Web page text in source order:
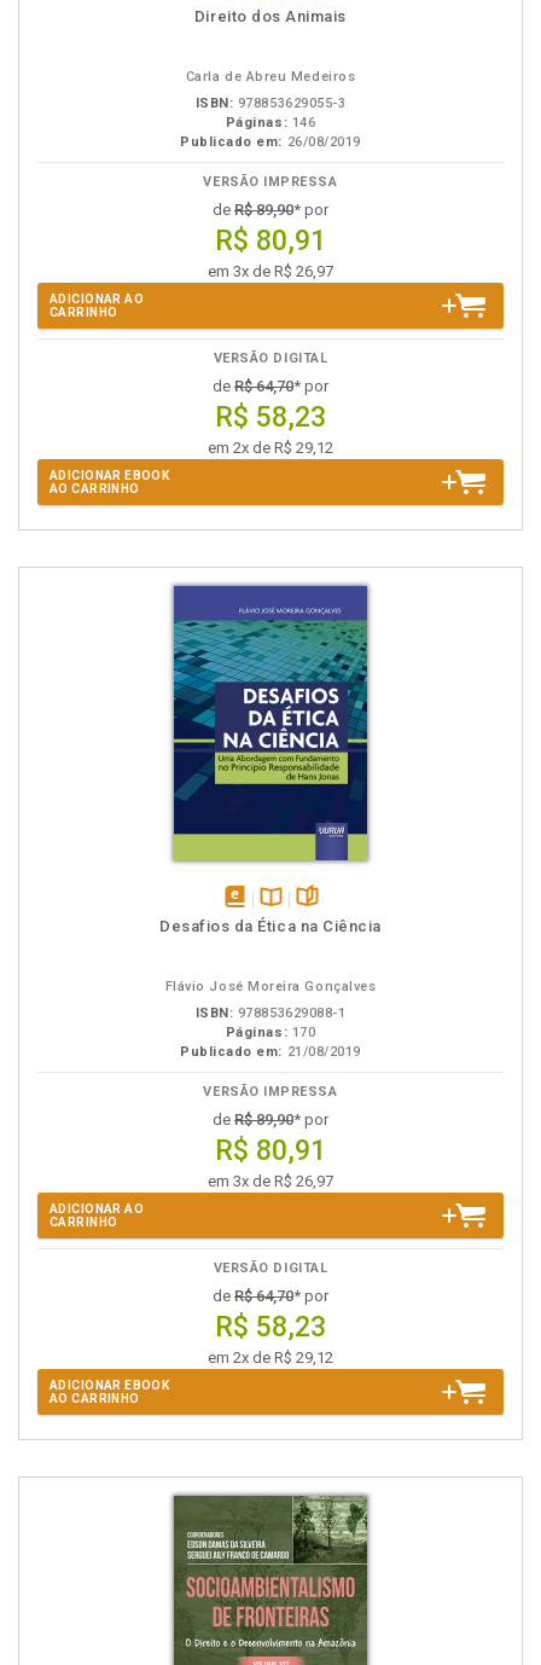
disponívelDisponível
páginas
Direito dos Animais
Carla de Abreu Medeiros
ISBN: 978853629055-3
Páginas: 146
Publicado em: 26/08/2019
VERSÃO IMPRESSA
de R$ 89,90* por
R$ 80,91
em 3x de R$ 26,97
ADICIONAR AO
CARRINHO
VERSÃO DIGITAL
de R$ 64,70* por
R$ 58,23
em 2x de R$ 29,12
ADICIONAR EBOOK
AO CARRINHO
disponívelDisponível
páginas
Desafios da Ética na Ciência
Flávio José Moreira Gonçalves
ISBN: 978853629088-1
Páginas: 170
Publicado em: 21/08/2019
VERSÃO IMPRESSA
de R$ 89,90* por
R$ 80,91
em 3x de R$ 26,97
ADICIONAR AO
CARRINHO
VERSÃO DIGITAL
de R$ 64,70* por
R$ 58,23
em 2x de R$ 29,12
ADICIONAR EBOOK
AO CARRINHO